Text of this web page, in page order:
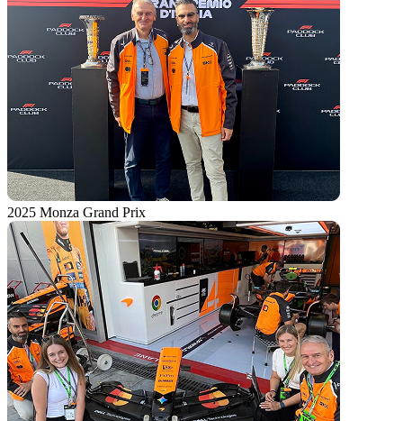
2025 Monza Grand Prix